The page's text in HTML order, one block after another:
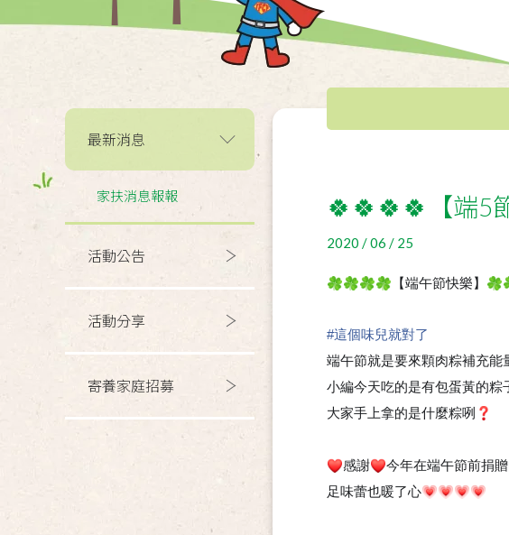
最新消息
家扶消息報報
活動公告
活動分享
寄養家庭招募
🍀🍀🍀🍀【端5
2020 / 06 / 25
🍀🍀🍀🍀 【端午節快樂】 🍀
#這個味兒就對了
端午節就是要來顆肉粽補充能
小編今天吃的是有包蛋黃的粽
大家手上拿的是什麼粽咧 ❓
❤ 感謝❤ 今年在端午節前捐
足味蕾也暖了心💗💗💗💗